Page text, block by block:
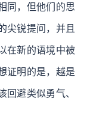
同，但他们的思
尖锐提问，并且
在新的语境中被
证明的是，越是
回避类似勇气、